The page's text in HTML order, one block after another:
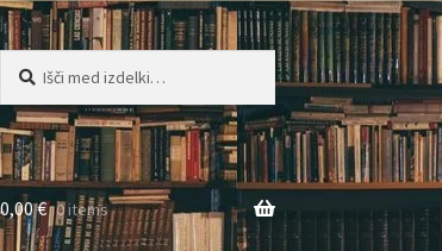
0,00€ 0 items